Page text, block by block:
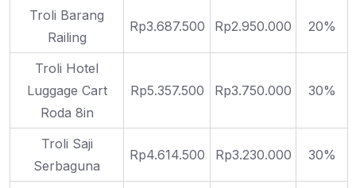
Troli Barang
Railing
Rp3.687.500 Rp2.950.000 20%
Troli Hotel
Luggage Cart
Roda 8in
Rp5.357.500 Rp3.750.000 30%
Troli Saji
Serbaguna
Rp4.614.500 Rp3.230.000 30%